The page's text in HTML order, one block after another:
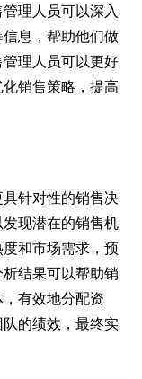
理人员可以深入
息，帮助他们做
理人员可以更好
销售策略，提高
针对性的销售决
现潜在的销售机
和市场需求，预
结果可以帮助销
有效地分配资
的绩效，最终实